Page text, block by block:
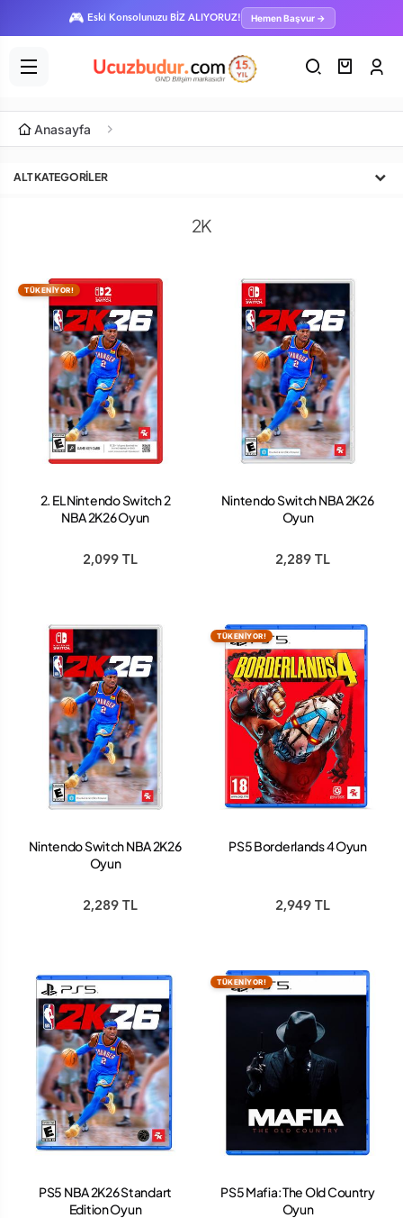
🎮 Eski Konsolunuzu BİZ ALIYORUZ! Hemen Başvur →
Anasayfa
ALT KATEGORILER
2K
TÜKENİYOR!
2. EL Nintendo Switch 2
NBA 2K26 Oyun
2,099 TL
Nintendo Switch NBA 2K26
Oyun
2,289 TL
Nintendo Switch NBA 2K26
Oyun
2,289 TL
TÜKENİYOR!
PS5 Borderlands 4 Oyun
2,949 TL
PS5 NBA 2K26 Standart
Edition Oyun
TÜKENİYOR!
PS5 Mafia: The Old Country
Oyun